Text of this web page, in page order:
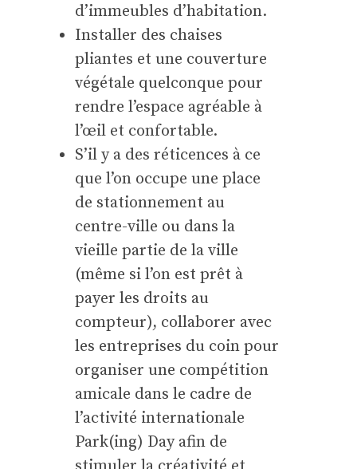
d’immeubles d’habitation.
Installer des chaises
pliantes et une couverture
végétale quelconque pour
rendre l’espace agréable à
l’œil et confortable.
S’il y a des réticences à ce
que l’on occupe une place
de stationnement au
centre-ville ou dans la
vieille partie de la ville
(même si l’on est prêt à
payer les droits au
compteur), collaborer avec
les entreprises du coin pour
organiser une compétition
amicale dans le cadre de
l’activité internationale
Park(ing) Day afin de